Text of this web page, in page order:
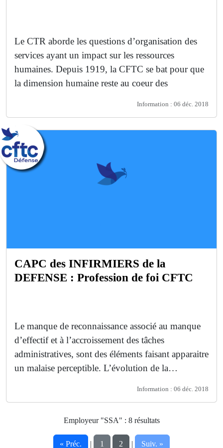
Le CTR aborde les questions d’organisation des
services ayant un impact sur les ressources
humaines. Depuis 1919, la CFTC se bat pour que
la dimension humaine reste au coeur des
Information : 06 déc. 2018
CAPC des INFIRMIERS de la
DEFENSE : Profession de foi CFTC
Le manque de reconnaissance associé au manque
d’effectif et à l’accroissement des tâches
administratives, sont des éléments faisant apparaitre
un malaise perceptible. L’évolution de la…
Information : 06 déc. 2018
Employeur "SSA" : 8 résultats
« Préc. | 1 2 | Suiv. »